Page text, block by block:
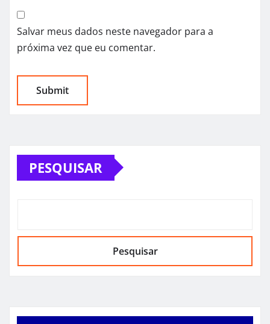
Salvar meus dados neste navegador para a
próxima vez que eu comentar.
PESQUISAR
Pesquisar